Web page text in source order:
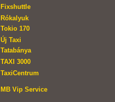
Fixshuttle
Rókalyuk
Tokio 170
Új Taxi
Tatabánya
TAXI 3000
TaxiCentrum
MB Vip Service